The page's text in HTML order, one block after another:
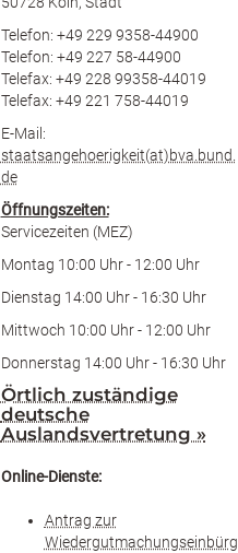
Telefon: +49 229 9358-44900
Telefon: +49 227 58-44900
Telefax: +49 228 99358-44019
Telefax: +49 221 758-44019
E-Mail:
staatsangehoerigkeit(at)bva.bund.
de
Öffnungszeiten:
Servicezeiten (MEZ)
Montag 10:00 Uhr - 12:00 Uhr
Dienstag 14:00 Uhr - 16:30 Uhr
Mittwoch 10:00 Uhr - 12:00 Uhr
Donnerstag 14:00 Uhr - 16:30 Uhr
Örtlich zuständige
deutsche
Auslandsvertretung »
Online-Dienste:
Antrag zur
Wiedergutmachungseinbürg